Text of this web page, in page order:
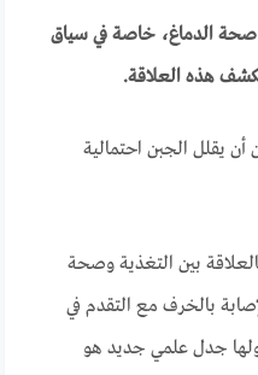
صحة الدماغ، خاصة في سياق
هذه العلاقة.
يقلل الجبن احتمالية
بين التغذية وصحة
بالخرف مع التقدم في
جدل علمي جديد هو